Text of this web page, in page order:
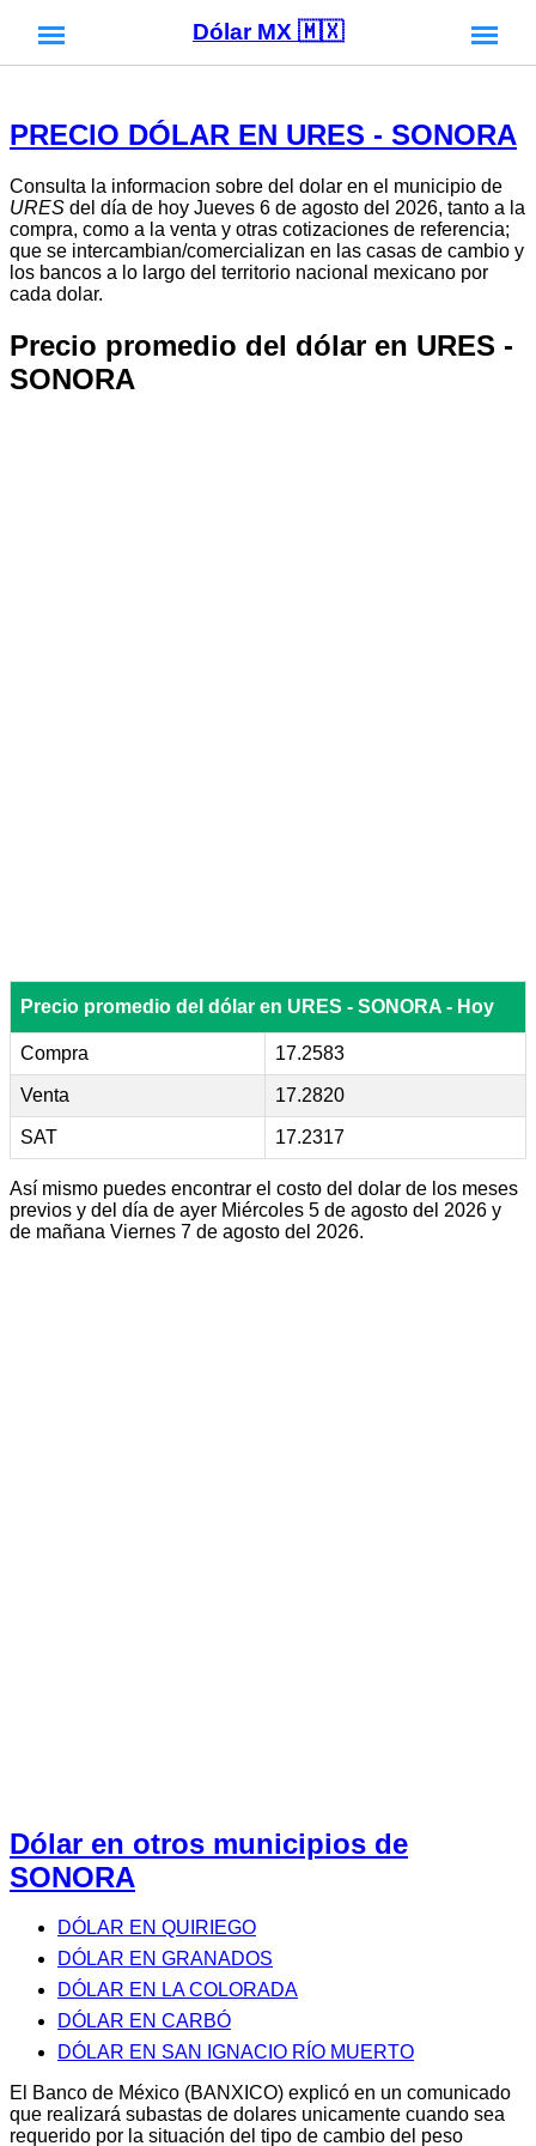
Dólar MX 🇲🇽
PRECIO DÓLAR EN URES - SONORA
Consulta la informacion sobre del dolar en el municipio de
URES del día de hoy Jueves 6 de agosto del 2026, tanto a la
compra, como a la venta y otras cotizaciones de referencia;
que se intercambian/comercializan en las casas de cambio y
los bancos a lo largo del territorio nacional mexicano por
cada dolar.
Precio promedio del dólar en URES -
SONORA
Precio promedio del dólar en URES - SONORA - Hoy
Compra 17.2583
Venta 17.2820
SAT 17.2317
Así mismo puedes encontrar el costo del dolar de los meses
previos y del día de ayer Miércoles 5 de agosto del 2026 y
de mañana Viernes 7 de agosto del 2026.
Dólar en otros municipios de
SONORA
DÓLAR EN QUIRIEGO
DÓLAR EN GRANADOS
DÓLAR EN LA COLORADA
DÓLAR EN CARBÓ
DÓLAR EN SAN IGNACIO RÍO MUERTO
El Banco de México (BANXICO) explicó en un comunicado
que realizará subastas de dolares unicamente cuando sea
requerido por la situación del tipo de cambio del peso